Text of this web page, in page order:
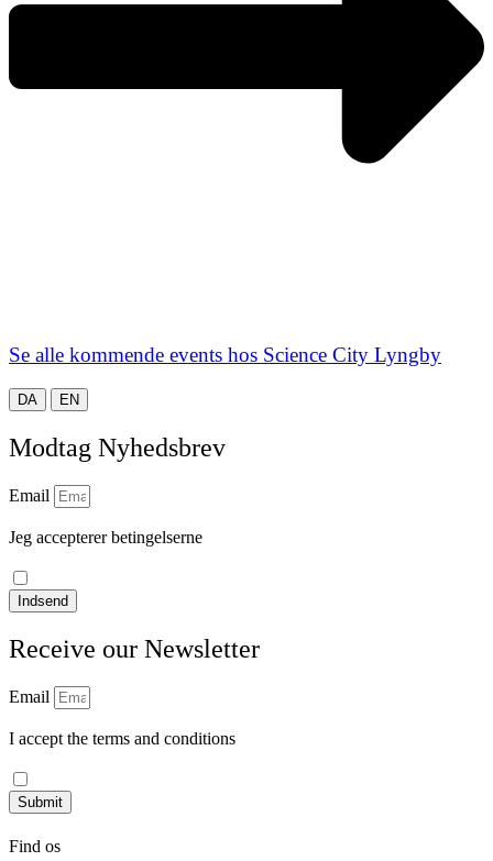
Se alle kommende events hos Science City Lyngby
DA EN
Modtag Nyhedsbrev
Email
Jeg accepterer betingelserne
Indsend
Receive our Newsletter
Email
I accept the terms and conditions
Submit
Find os